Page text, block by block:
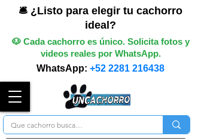
🛎️ ¿Listo para elegir tu cachorro
ideal?
🐶 Cada cachorro es único. Solicita fotos y
videos reales por WhatsApp.
WhatsApp: +52 2281 216438